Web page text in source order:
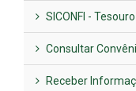
SICONFI -
Consultar
Receber